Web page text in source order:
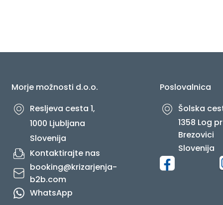
Morje možnosti d.o.o.
Resljeva cesta 1,
1000 Ljubljana
Slovenija
Kontaktirajte nas
booking@krizarjenja-
b2b.com
WhatsApp
Poslovalnica
Šolska
1358 Log
Brezovici
Slovenija